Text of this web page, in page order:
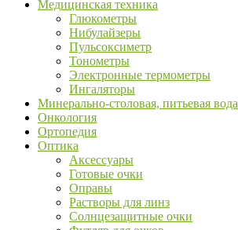
Медицинская техника
Глюкометры
Нибулайзеры
Пульсоксиметр
Тонометры
Электронные термометры
Ингаляторы
Минерально-столовая, питьевая вода
Онкология
Ортопедия
Оптика
Аксессуары
Готовые очки
Оправы
Растворы для линз
Солнцезащитные очки